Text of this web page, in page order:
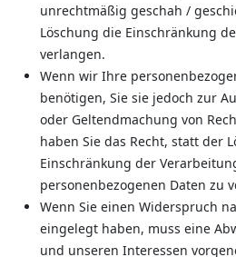
unrechtmäßig geschah /
Löschung die Einschränkung
verlangen.
Wenn wir Ihre
benötigen, Sie sie jedoch zur
oder Geltendmachung von
haben Sie das Recht, statt der
Einschränkung der
personenbezogenen Daten zu
Wenn Sie einen Widerspruch
eingelegt haben, muss eine
und unseren Interessen